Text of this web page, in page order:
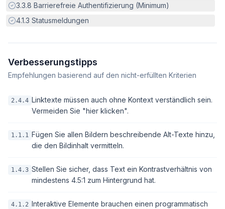
Erfüllt:
3.3.8 Barrierefreie Authentifizierung (Minimum)
Erfüllt:
4.1.3 Statusmeldungen
Verbesserungstipps
Empfehlungen basierend auf den nicht-erfüllten Kriterien
2.4.4 Linktexte müssen auch ohne Kontext verständlich sein.
Vermeiden Sie "hier klicken".
1.1.1 Fügen Sie allen Bildern beschreibende Alt-Texte hinzu,
die den Bildinhalt vermitteln.
1.4.3 Stellen Sie sicher, dass Text ein Kontrastverhältnis von
mindestens 4.5:1 zum Hintergrund hat.
4.1.2 Interaktive Elemente brauchen einen programmatisch